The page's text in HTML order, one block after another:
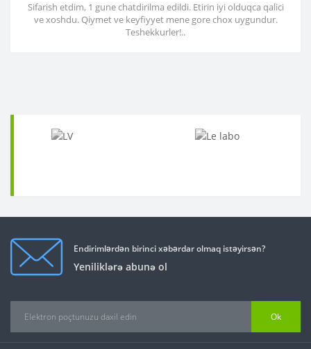
Sifarish etdim, 1 gune chatdirilma edildi. Etirin iyi olduqca qalici
ve xoshdu. Qiymet ve keyfiyyet mene gore chox uygundur.
Teshekkurler!..
Endirimlərdən birinci xəbərdar olmaq istəyirsən?
Yeniliklərə abunə ol
Ok